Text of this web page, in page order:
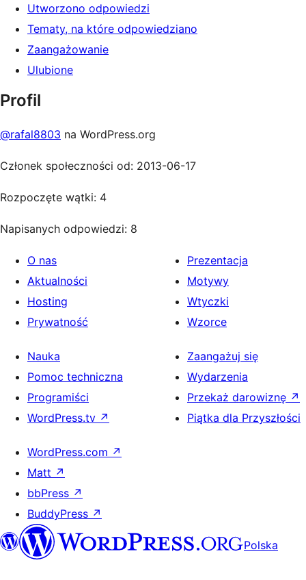
Utworzono odpowiedzi
Tematy, na które odpowiedziano
Zaangażowanie
Ulubione
Profil
@rafal8803 na WordPress.org
Członek społeczności od: 2013-06-17
Rozpoczęte wątki: 4
Napisanych odpowiedzi: 8
O nas
Aktualności
Hosting
Prywatność
Prezentacja
Motywy
Wtyczki
Wzorce
Nauka
Pomoc techniczna
Programiści
WordPress.tv ↗
Zaangażuj się
Wydarzenia
Przekaż darowiznę ↗
Piątka dla Przyszłości
WordPress.com ↗
Matt ↗
bbPress ↗
BuddyPress ↗
Polska